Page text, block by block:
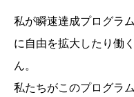
私が瞬速達成プログラ
に自由を拡大したり働
ん。
私たちがこのプログラ